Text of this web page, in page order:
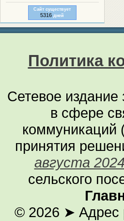
Сайт существует
5316 дней
Политика
Сетевое
в сфере
коммуникаций
принятия
августа
сельского
© 2026 ➤ Адрес